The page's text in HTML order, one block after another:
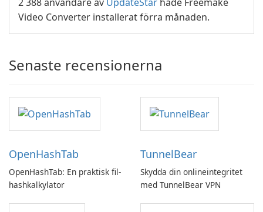
Video Converter installerat förra månaden.
Senaste recensionerna
OpenHashTab
OpenHashTab: En praktisk fil-
hashkalkylator
TunnelBear
Skydda din onlineintegritet
med TunnelBear VPN